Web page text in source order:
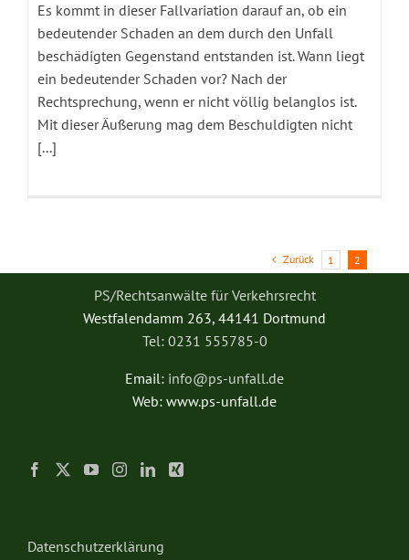
Es kommt in dieser Fallvariation darauf an, ob ein
bedeutender Schaden an dem durch den Unfall
beschädigten Gegenstand entstanden ist. Wann liegt
ein bedeutender Schaden vor? Nach der
Rechtsprechung, wenn er nicht völlig belanglos ist.
Mit dieser Äußerung mag dem Beschuldigten nicht
[...]
Zurück 1 2
PS/Rechtsanwälte für Verkehrsrecht
Westfalendamm 263, 44141 Dortmund
Tel: 0231 555785-0
Email: info@ps-unfall.de
Web: www.ps-unfall.de
Datenschutzerklärung